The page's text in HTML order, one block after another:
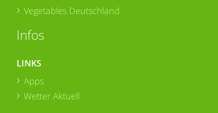
Vegetables Deutschland
Infos
LINKS
Apps
Wetter Aktuell